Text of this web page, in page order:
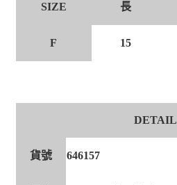
SIZE 長
F 15
DETAIL
貨號 646157